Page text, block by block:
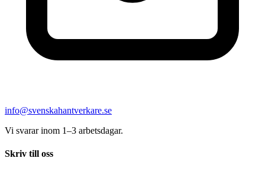
info@svenskahantverkare.se
Vi svarar inom 1–3 arbetsdagar.
Skriv till oss